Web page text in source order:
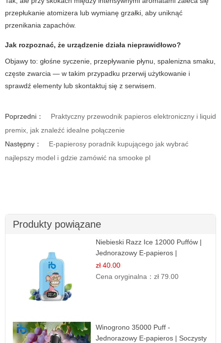
przepłukanie atomizera lub wymianę grzałki, aby uniknąć
przenikania zapachów.
Jak rozpoznać, że urządzenie działa nieprawidłowo?
Objawy to: głośne syczenie, przepływanie płynu, spalenizna smaku,
częste zwarcia — w takim przypadku przerwij użytkowanie i
sprawdź elementy lub skontaktuj się z serwisem.
Poprzedni：
Praktyczny przewodnik papieros elektroniczny i liquid
premix, jak znaleźć idealne połączenie
Następny：
E-papierosy poradnik kupującego jak wybrać
najlepszy model i gdzie zamówić na smooke pl
Produkty powiązane
Niebieski Razz Ice 12000 Puffów |
Jednorazowy E-papieros |
Jagodowy Chłód
zł 40.00
Cena oryginalna：zł 79.00
Winogrono 35000 Puff -
Jednorazowy E-papieros | Soczysty